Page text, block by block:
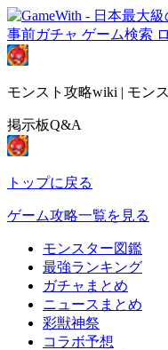
事前ガチャ ゲーム検索
モンスト攻略wiki | モン
掲示板Q&A
トップに戻る
ゲーム攻略一覧を見る
モンスター図鑑
最強ランキング
ガチャまとめ
ニュースまとめ
彩獣神祭
コラボ予想